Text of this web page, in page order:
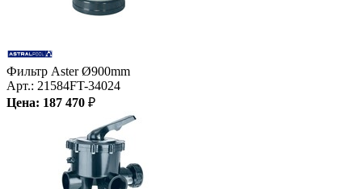
Фильтр Aster Ø900mm
Арт.: 21584FT-34024
Цена: 187 470 ₽